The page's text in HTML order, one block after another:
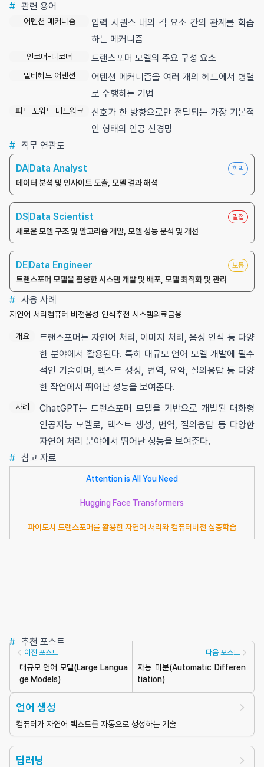
# 관련 용어
어텐션 메커니즘
입력 시퀀스 내의 각 요소 간의 관계를 학습
하는 메커니즘
인코더-디코더 트랜스포머 모델의 주요 구성 요소
멀티헤드 어텐션
어텐션 메커니즘을 여러 개의 헤드에서 병렬
로 수행하는 기법
피드 포워드 네트워크
신호가 한 방향으로만 전달되는 가장 기본적
인 형태의 인공 신경망
# 직무 연관도
DAData Analyst 희박
데이터 분석 및 인사이트 도출, 모델 결과 해석
DS Data Scientist 밀접
새로운 모델 구조 및 알고리즘 개발, 모델 성능 분석 및 개선
DEData Engineer 보통
트랜스포머 모델을 활용한 시스템 개발 및 배포, 모델 최적화 및 관리
# 사용 사례
자연어 처리 컴퓨터 비전음성 인식추천 시스템의료금융
개요
트랜스포머는 자연어 처리, 이미지 처리, 음성 인식 등 다양
한 분야에서 활용된다. 특히 대규모 언어 모델 개발에 필수
적인 기술이며, 텍스트 생성, 번역, 요약, 질의응답 등 다양
한 작업에서 뛰어난 성능을 보여준다.
사례
ChatGPT는 트랜스포머 모델을 기반으로 개발된 대화형
인공지능 모델로, 텍스트 생성, 번역, 질의응답 등 다양한
자연어 처리 분야에서 뛰어난 성능을 보여준다.
# 참고 자료
Attention is All You Need
Hugging Face Transformers
파이토치 트랜스포머를 활용한 자연어 처리와 컴퓨터비전 심층학습
# 추천 포스트
이전 포스트
대규모 언어 모델(Large Langua
ge Models)
다음 포스트
자동 미분(Automatic Differen
tiation)
언어 생성
컴퓨터가 자연어 텍스트를 자동으로 생성하는 기술
딥러닝